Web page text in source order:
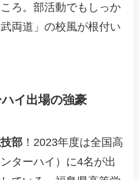
ろ。部活動でもしっか
両道」の校風が根付い
イ出場の強豪
部 ！2023年度は全国高
ターハイ）に4名が出